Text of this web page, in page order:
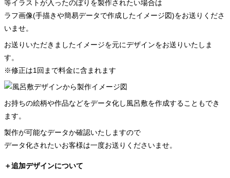
等イラストが入ったのぼりを製作されたい場合は
ラフ画像(手描きや簡易データで作成したイメージ図)をお送りくださ
いませ。
お送りいただきましたイメージを元にデザインをお送りいたしま
す。
※修正は1回まで料金に含まれます
お持ちの絵柄や作品などをデータ化し風呂敷を作成することもでき
ます。
製作が可能なデータか確認いたしますので
データ化されたいお客様は一度お送りくださいませ。
＋追加デザインについて